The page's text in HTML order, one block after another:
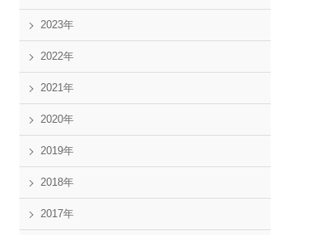
2023年
2022年
2021年
2020年
2019年
2018年
2017年